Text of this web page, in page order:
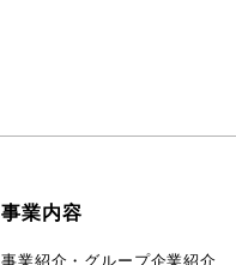
事業内容
事業紹介・グループ企業紹介